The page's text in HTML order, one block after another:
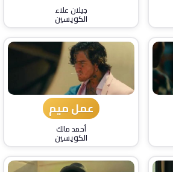
جيلان علاء
الكويسين
عمل ميم
أحمد مالك
الكويسين